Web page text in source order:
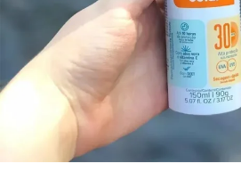
outros ainda apresentam índices
recomendados.
No Rio Grande do Sul, as
Pentavalente: 91%